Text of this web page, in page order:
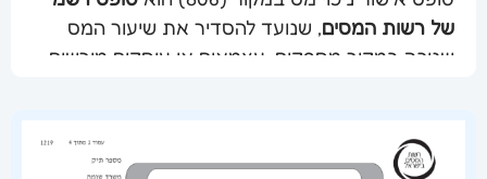
שלח מסמך
של רשות המסים, שנועד להסדיר את שיעור המס
שנוכה במקור מספקים, עצמאים או עוסקים מורשים.
בהתאם לאחוז המס שאושר על ידי רשות המסים.
כיום ניתן למלא ולהגיש את הטופסבאופן מקוון, פשוט